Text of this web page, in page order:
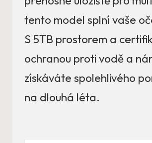
tento model splní vaše
S 5TB prostorem a
ochranou proti vodě a
získáváte spolehlivého
na dlouhá léta.